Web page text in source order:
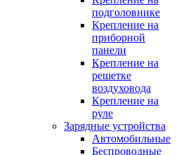
подголовнике
Крепление на
приборной
панели
Крепление на
решетке
воздуховода
Крепление на
руле
Зарядные устройства
Автомобильные
Беспроводные